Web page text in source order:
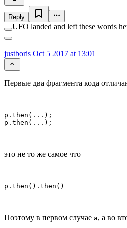
Reply
UFO landed and left these words
justboris Oct 5 2017 at 13:01
Первые два фрагмента кода
p.then(...);
p.then(...);
это не то же самое что
p.then().then()
Поэтому в первом случае a, а во